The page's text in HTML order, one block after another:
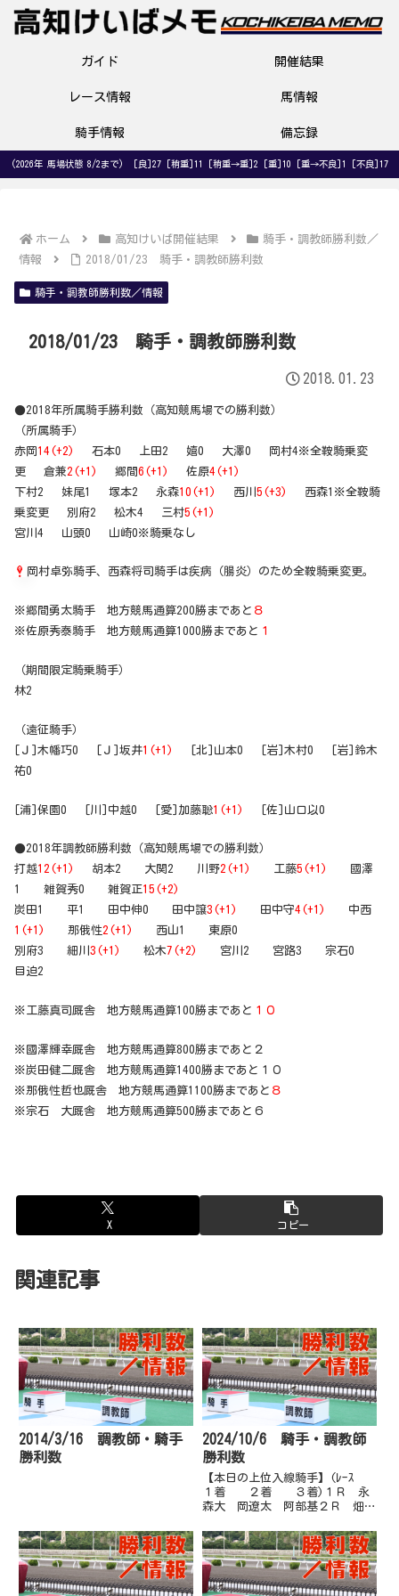
ガイド 開催結果
レース情報 馬情報
騎手情報 備忘録
(2026年 馬場状態 8/2まで) [良]27 [稍重]11 [稍重→重]2 [重]10 [重→不良]1 [不良]17
ホーム 高知けいば開催結果
騎手・調教師勝利数／
情報
2018/01/23 騎手・調教師勝利数
騎手・調教師勝利数／情報
2018/01/23 騎手・調教師勝利数
2018.01.23
●2018年所属騎手勝利数（高知競馬場での勝利数）
（所属騎手）
赤岡14(+2)
石本0 上田2 嬉0 大澤0 岡村4※全鞍騎乗変
更 倉兼2(+1) 郷間6(+1) 佐原4(+1)
下村2 妹尾1 塚本2 永森10(+1) 西川 5(+3)
西森1※全鞍騎
乗変更 別府2 松木4 三村5(+1)
宮川4 山頭0 山崎0※騎乗なし
岡村卓弥騎手、西森将司騎手は疾病（腸炎）のため全鞍騎乗変更。
※郷間勇太騎手 地方競馬通算200勝まであと ８
※佐原秀泰騎手 地方競馬通算1000勝まであと １
（期間限定騎乗騎手）
林2
（遠征騎手）
[Ｊ]木幡巧0 [Ｊ]坂井1(+1)
[北]山本0 [岩]木村0 [岩]鈴木
祐0
[浦]保園0 [川]中越0 [愛]加藤聡1(+1) [佐]山口以0
●2018年調教師勝利数（高知競馬場での勝利数）
打越12(+1) 胡本2 大関2 川野2(+1) 工藤5(+1)
國澤
1 雑賀秀0 雑賀正15(+2)
炭田1 平1 田中伸0 田中譲3(+1) 田中守4(+1)
中西
1(+1)
那俄性2(+1)
西山1 東原0
別府3 細川 3(+1) 松木7(+2)
宮川2 宮路3 宗石0
目迫2
※工藤真司厩舎 地方競馬通算100勝まであと １０
※國澤輝幸厩舎 地方競馬通算800勝まであと２
※炭田健二厩舎 地方競馬通算1400勝まであと１０
※那俄性哲也厩舎 地方競馬通算1100勝まであと ８
※宗石 大厩舎 地方競馬通算500勝まであと６
X コピー
関連記事
2014/3/16 調教師・騎手
勝利数
2024/10/6 騎手・調教師
勝利数
【本日の上位入線騎手】(ﾚｰｽ
１着 ２着 ３着)１Ｒ 永
森大 岡遼太 阿部基２Ｒ 畑中
寛 赤岡修 永森大４Ｒ 小杉
亮 井上瑛 岡村卓５Ｒ 岡遼
太 城野慈 井上瑛６Ｒ 永森
大 吉原寛 赤岡修７Ｒ 赤岡
修 岡...